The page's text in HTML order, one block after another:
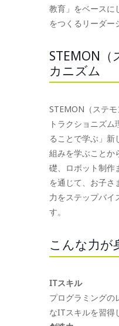
教育」をベースに
をつくるリーダー
STEMON（
カニズム
STEMON（ステ
トラクショニズム
ることで学ぶ」新
組みを学ぶことか
礎、ロボット制作
を通じて、お子さ
力をステップバイ
す。
こんな力が
ITスキル
プログラミングの
なITスキルを習得